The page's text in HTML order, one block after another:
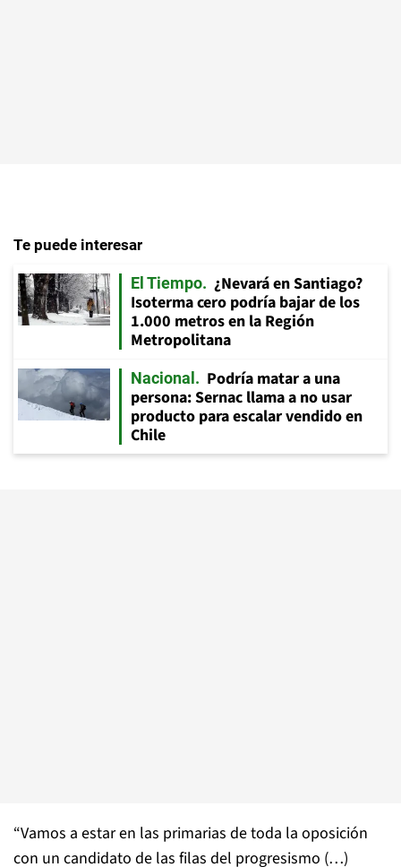
Te puede interesar
El Tiempo
¿Nevará en Santiago?
Isoterma cero podría bajar de los
1.000 metros en la Región
Metropolitana
Nacional
Podría matar a una
persona: Sernac llama a no usar
producto para escalar vendido en
Chile
“Vamos a estar en las primarias de toda la oposición
con un candidato de las filas del progresismo (…)